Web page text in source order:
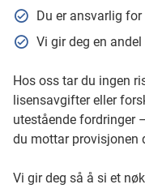
Du er ansvarlig
Vi gir deg en
Hos oss tar du ingen
lisensavgifter eller
utestående fordringer
du mottar provisjonen
Vi gir deg så å si et